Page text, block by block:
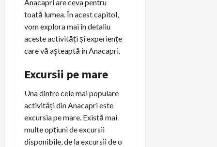
Anacapri are ceva pentru
toată lumea. În acest capitol,
vom explora mai în detaliu
aceste activități și experiențe
care vă așteaptă în Anacapri.
Excursii pe mare
Una dintre cele mai populare
activități din Anacapri este
excursia pe mare. Există mai
multe opțiuni de excursii
disponibile, de la excursii de o